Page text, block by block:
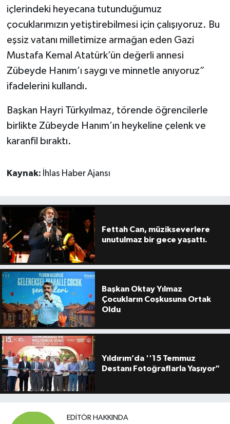
içlerindeki heyecana tutunduğumuz
çocuklarımızın yetiştirebilmesi için çalışıyoruz. Bu
eşsiz vatanı milletimize armağan eden Gazi
Mustafa Kemal Atatürk’ün değerli annesi
Zübeyde Hanım’ı saygı ve minnetle anıyoruz”
ifadelerini kullandı.
Başkan Hayri Türkyılmaz, törende öğrencilerle
birlikte Zübeyde Hanım’ın heykeline çelenk ve
karanfil bıraktı.
Kaynak: İhlas Haber Ajansı
Fettah Can, müzikseverlere
unutulmaz bir gece yaşattı.
Başkan Oktay Yılmaz
Çocukların Coşkusuna Ortak
Oldu
Yıldırım’da ''15 Temmuz
Destanı Fotoğraflarla Yaşıyor"
EDITÖR HAKKINDA